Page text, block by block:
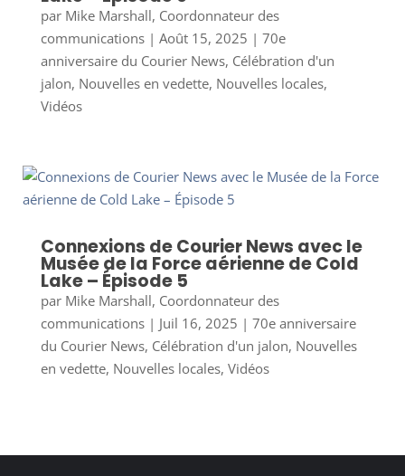
par Mike Marshall, Coordonnateur des
communications| Août 15, 2025 | 70e
anniversaire du Courier News, Célébration d'un
jalon, Nouvelles en vedette, Nouvelles locales,
Vidéos
Connexions de Courier News avec le
Musée de la Force aérienne de Cold
Lake – Épisode 5
par Mike Marshall, Coordonnateur des
communications| Juil 16, 2025 | 70e anniversaire
du Courier News, Célébration d'un jalon, Nouvelles
en vedette, Nouvelles locales, Vidéos